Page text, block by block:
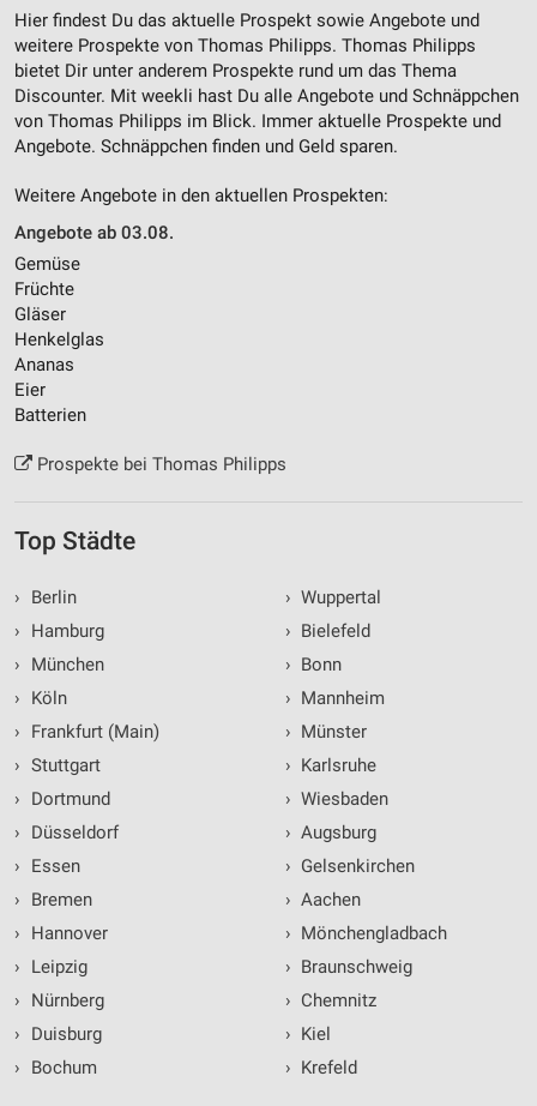
Hier findest Du das aktuelle Prospekt sowie Angebote und
weitere Prospekte von Thomas Philipps. Thomas Philipps
bietet Dir unter anderem Prospekte rund um das Thema
Discounter. Mit weekli hast Du alle Angebote und Schnäppchen
von Thomas Philipps im Blick. Immer aktuelle Prospekte und
Angebote. Schnäppchen finden und Geld sparen.
Weitere Angebote in den aktuellen Prospekten:
Angebote ab 03.08.
Gemüse
Früchte
Gläser
Henkelglas
Ananas
Eier
Batterien
Prospekte bei Thomas Philipps
Top Städte
›
Berlin
›
Hamburg
›
München
›
Köln
›
Frankfurt (Main)
› Stuttgart
›
Dortmund
›
Düsseldorf
›
Essen
›
Bremen
›
Hannover
›
Leipzig
›
Nürnberg
›
Duisburg
›
Bochum
› Wuppertal
› Bielefeld
› Bonn
› Mannheim
› Münster
› Karlsruhe
› Wiesbaden
› Augsburg
› Gelsenkirchen
› Aachen
› Mönchengladbach
› Braunschweig
› Chemnitz
› Kiel
› Krefeld